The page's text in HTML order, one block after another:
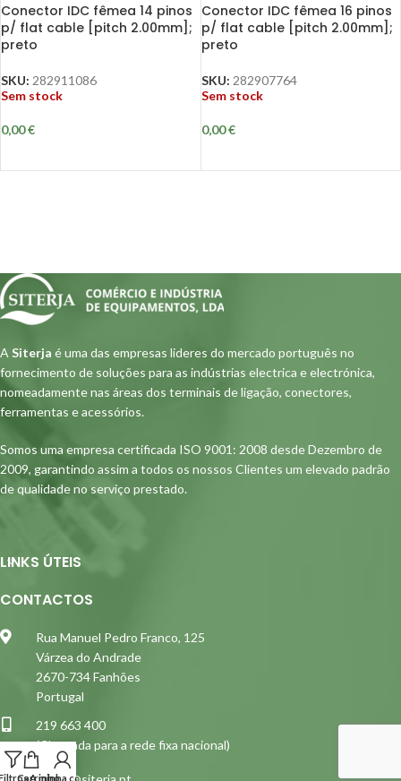
Conector IDC fêmea 14 pinos
p/ flat cable [pitch 2.00mm];
preto
SKU: 282911086
Sem stock
0,00€
Conector IDC fêmea 16 pinos
p/ flat cable [pitch 2.00mm];
preto
SKU: 282907764
Sem stock
0,00€
A Siterja é uma das empresas lideres do mercado português no
fornecimento de soluções para as indústrias electrica e electrónica,
nomeadamente nas áreas dos terminais de ligação, conectores,
ferramentas e acessórios.
Somos uma empresa certificada ISO 9001: 2008 desde Dezembro de
2009, garantindo assim a todos os nossos Clientes um elevado padrão
de qualidade no serviço prestado.
LINKS ÚTEIS
CONTACTOS
Rua Manuel Pedro Franco, 125
Várzea do Andrade
2670-734 Fanhões
Portugal
219 663 400
(Chamada para a rede fixa nacional)
Carrinho
A minha conta